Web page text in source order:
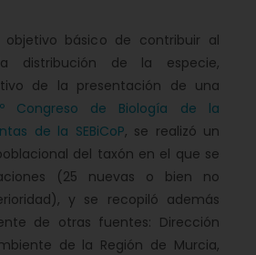
básico de contribuir al
distribución de la especie,
de la presentación de una
Congreso de Biología de la
de la SEBiCoP, se realizó un
del taxón en el que se
(25 nuevas o bien no
y se recopiló además
de otras fuentes: Dirección
de la Región de Murcia,